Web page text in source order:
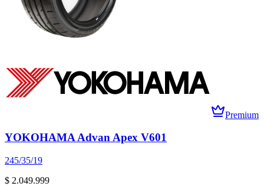
Premium
YOKOHAMA Advan Apex V601
245/35/19
$ 2.049.999